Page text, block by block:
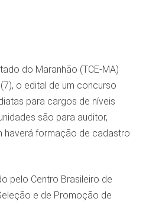
do Maranhão (TCE-MA)
o edital de um concurso
para cargos de níveis
são para auditor,
haverá formação de cadastro
pelo Centro Brasileiro de
e de Promoção de